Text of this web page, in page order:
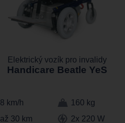
Elektrický vozík pro invalidy
Handicare Beatle YeS
8 km/h
160 kg
až 30 km
2x 220 W